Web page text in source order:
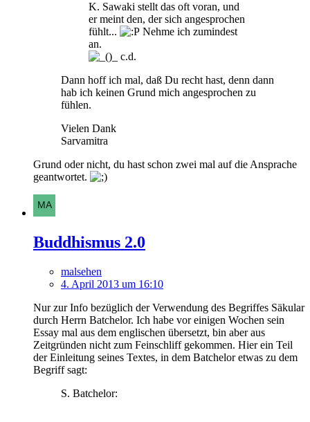
K. Sawaki stellt das oft voran, und
er meint den, der sich angesprochen
fühlt...
Nehme ich zumindest
an.
c.d.
Dann hoff ich mal, daß Du recht hast, denn dann
hab ich keinen Grund mich angesprochen zu
fühlen.
Vielen Dank
Sarvamitra
Grund oder nicht, du hast schon zwei mal auf die Ansprache
geantwortet.
Buddhismus 2.0
malsehen
4. April 2013 um 16:10
Nur zur Info bezüglich der Verwendung des Begriffes Säkular
durch Herrn Batchelor. Ich habe vor einigen Wochen sein
Essay mal aus dem englischen übersetzt, bin aber aus
Zeitgründen nicht zum Feinschliff gekommen. Hier ein Teil
der Einleitung seines Textes, in dem Batchelor etwas zu dem
Begriff sagt:
S. Batchelor: